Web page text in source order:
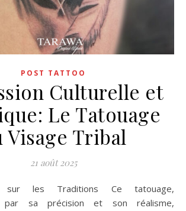
POST TATTOO
Culturelle et
Le Tatouage
Visage Tribal
21 août 2025
par sa précision et son réalisme,